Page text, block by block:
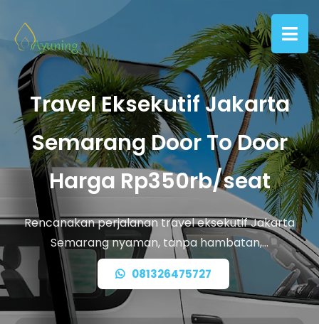
Travel Eksekutif Jakarta
Semarang Door To Door
Harga Rp350rb/seat
Rencanakan perjalanan travel eksekutif Jakarta
Semarang nyaman, tanpa hambatan,…
081326475727